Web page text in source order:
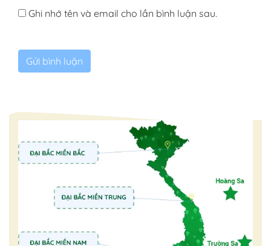
Ghi nhớ tên và email cho lần bình luận sau.